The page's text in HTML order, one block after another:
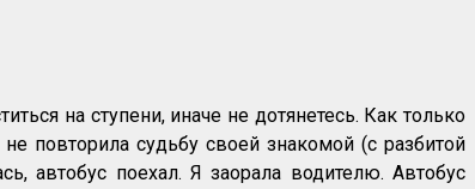
на ступени, иначе не дотянетесь. Как только
повторила судьбу своей знакомой (с разбитой
автобус поехал. Я заорала водителю. Автобус